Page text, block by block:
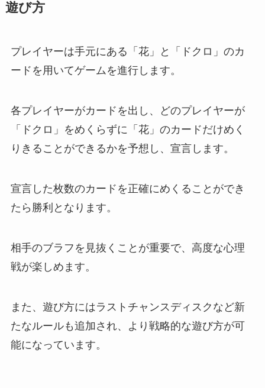
遊び方
プレイヤーは手元にある「花」と「ドクロ」のカ
ードを用いてゲームを進行します。
各プレイヤーがカードを出し、どのプレイヤーが
「ドクロ」をめくらずに「花」のカードだけめく
りきることができるかを予想し、宣言します。
宣言した枚数のカードを正確にめくることができ
たら勝利となります。
相手のブラフを見抜くことが重要で、高度な心理
戦が楽しめます。
また、遊び方にはラストチャンスディスクなど新
たなルールも追加され、より戦略的な遊び方が可
能になっています。